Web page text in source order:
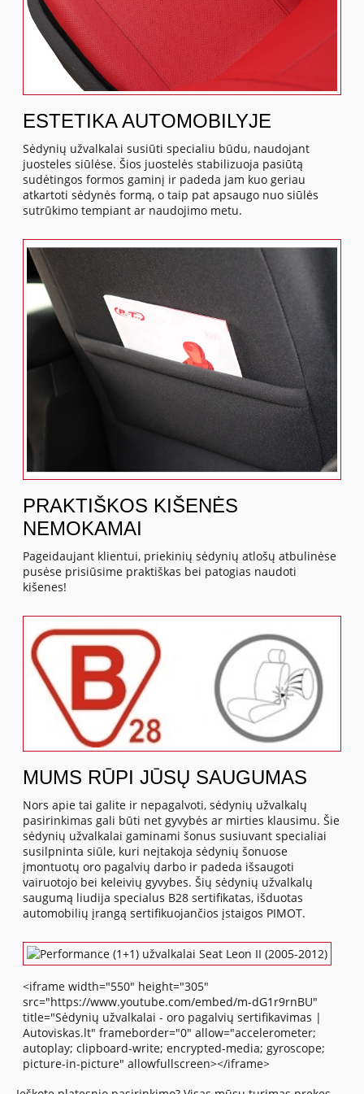
ESTETIKA AUTOMOBILYJE
Sėdynių užvalkalai susiūti specialiu būdu, naudojant
juosteles siūlėse. Šios juostelės stabilizuoja pasiūtą
sudėtingos formos gaminį ir padeda jam kuo geriau
atkartoti sėdynės formą, o taip pat apsaugo nuo siūlės
sutrūkimo tempiant ar naudojimo metu.
PRAKTIŠKOS KIŠENĖS
NEMOKAMAI
Pageidaujant klientui, priekinių sėdynių atlošų atbulinėse
pusėse prisiūsime praktiškas bei patogias naudoti
kišenes!
MUMS RŪPI JŪSŲ SAUGUMAS
Nors apie tai galite ir nepagalvoti, sėdynių užvalkalų
pasirinkimas gali būti net gyvybės ar mirties klausimu. Šie
sėdynių užvalkalai gaminami šonus susiuvant specialiai
susilpninta siūle, kuri neįtakoja sėdynių šonuose
įmontuotų oro pagalvių darbo ir padeda išsaugoti
vairuotojo bei keleivių gyvybes. Šių sėdynių užvalkalų
saugumą liudija specialus B28 sertifikatas, išduotas
automobilių įrangą sertifikuojančios įstaigos PIMOT.
<iframe width="550" height="305"
src="https://www.youtube.com/embed/m-dG1r9rnBU"
title="Sėdynių užvalkalai - oro pagalvių sertifikavimas |
Autoviskas.lt" frameborder="0" allow="accelerometer;
autoplay; clipboard-write; encrypted-media; gyroscope;
picture-in-picture" allowfullscreen></iframe>